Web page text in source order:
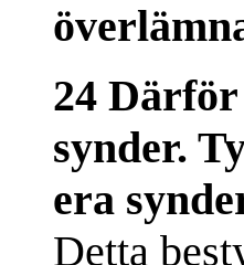
24
synder.
era
Detta